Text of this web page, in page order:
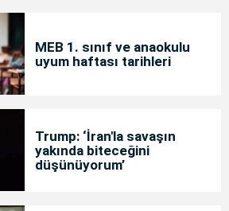
MEB 1. sınıf ve anaokulu
uyum haftası tarihleri
Trump: ‘İran'la savaşın
yakında biteceğini
düşünüyorum’